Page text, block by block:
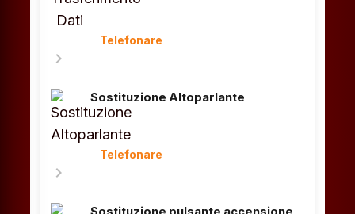
Telefonare
chevron_right
Sostituzione Altoparlante
Telefonare
chevron_right